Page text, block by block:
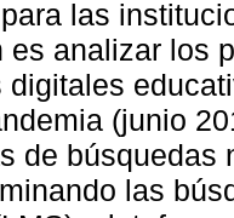
las
es analizar los
digitales
(junio
de búsquedas
las